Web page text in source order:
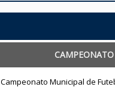
CAMPEONATO
Campeonato Municipal de